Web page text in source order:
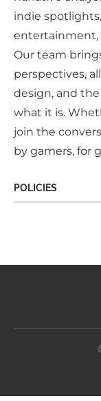
indie
entertainment,
Our team
perspectives,
design, and
what it is.
join the
by gamers, for
POLICIES